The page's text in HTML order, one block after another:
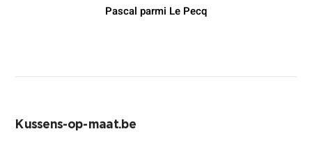
Pascal parmi Le Pecq
Kussens-op-maat.be